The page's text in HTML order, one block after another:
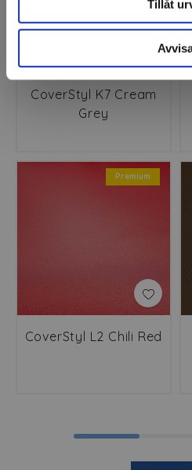
Tillåt
CoverStyl K7 Cream
Grey
Premium
CoverStyl L2 Chili Red